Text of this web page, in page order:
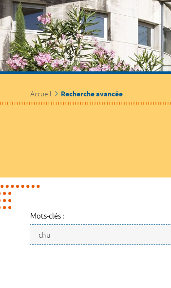
Accueil Recherche avancée
Mots-clés :